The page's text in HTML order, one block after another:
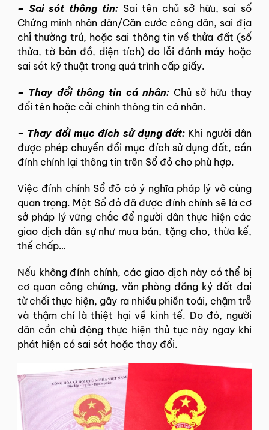
– Sai sót thông tin:Sai tên chủ sở hữu, sai số
Chứng minh nhân dân/Căn cước công dân, sai địa
chỉ thường trú, hoặc sai thông tin về thửa đất (số
thửa, tờ bản đồ, diện tích) do lỗi đánh máy hoặc
sai sót kỹ thuật trong quá trình cấp giấy.
– Thay đổi thông tin cá nhân:Chủ sở hữu thay
đổi tên hoặc cải chính thông tin cá nhân.
– Thay đổi mục đích sử dụng đất: Khi người dân
được phép chuyển đổi mục đích sử dụng đất, cần
đính chính lại thông tin trên Sổ đỏ cho phù hợp.
Việc đính chính Sổ đỏ có ý nghĩa pháp lý vô cùng
quan trọng. Một Sổ đỏ đã được đính chính sẽ là cơ
sở pháp lý vững chắc để người dân thực hiện các
giao dịch dân sự như mua bán, tặng cho, thừa kế,
thế chấp…
Nếu không đính chính, các giao dịch này có thể bị
cơ quan công chứng, văn phòng đăng ký đất đai
từ chối thực hiện, gây ra nhiều phiền toái, chậm trễ
và thậm chí là thiệt hại về kinh tế. Do đó, người
dân cần chủ động thực hiện thủ tục này ngay khi
phát hiện có sai sót hoặc thay đổi.